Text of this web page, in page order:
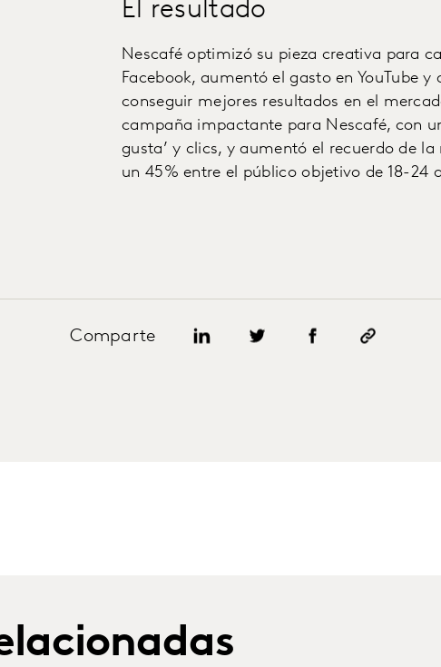
El resultado
Nescafé optimizó su pieza creativa para
Facebook, aumentó el gasto en YouTube
conseguir mejores resultados en el
campaña impactante para Nescafé, con
gusta’ y clics, y aumentó el recuerdo de
un 45% entre el público objetivo de 18-24
Comparte